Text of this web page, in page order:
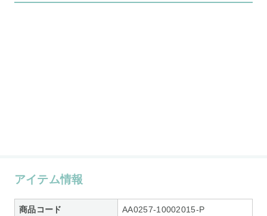
アイテム情報
商品コード AA0257-10002015-P